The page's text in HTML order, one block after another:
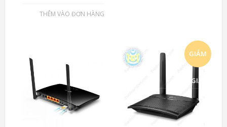
THÊM VÀO ĐƠN HÀNG
GIẢM
GIÁ!